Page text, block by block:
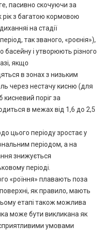
пасивно скочуючи за
з багатою кормовою
на стадії
так званого, «роєнія»),
і утворюють різного
якщо
в зонах з низьким
через нестачу кисню (для
кисневий поріг за
в межах від 1,6 до 2,5
цього періоду зростає у
періодом, а на
знижується
періоді.
«роїння» плавають поза
як правило, мають
етапі також можлива
може бути викликана як
умовами